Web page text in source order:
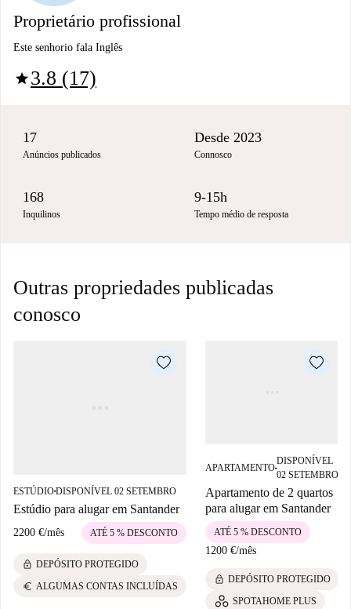
Proprietário profissional
Este senhorio fala Inglês
star3.8 (17)
17
Anúncios publicados
Desde 2023
Connosco
168
Inquilinos
9-15h
Tempo médio de resposta
Outras propriedades publicadas
conosco
ESTÚDIO■DISPONÍVEL 02 SETEMBRO
Estúdio para alugar em Santander
2200 €/mês ATÉ 5 % DESCONTO
lock DEPÓSITO PROTEGIDO
euro ALGUMAS CONTAS INCLUÍDAS
APARTAMENTO■
DISPONÍVEL
02 SETEMBRO
Apartamento de 2 quartos
para alugar em Santander
1200 €/mês
ATÉ 5 % DESCONTO
lock DEPÓSITO PROTEGIDO
SPOTAHOME PLUS